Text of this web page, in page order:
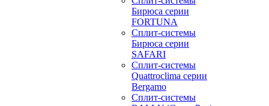
Бирюса серии
FORTUNA
Сплит-системы
Бирюса серии
SAFARI
Сплит-системы
Quattroclima серии
Bergamo
Сплит-системы